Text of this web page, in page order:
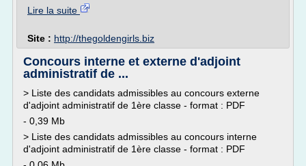
Lire la suite
Site : http://thegoldengirls.biz
Concours interne et externe d'adjoint
administratif de ...
> Liste des candidats admissibles au concours externe
d'adjoint administratif de 1ère classe - format : PDF
- 0,39 Mb
> Liste des candidats admissibles au concours interne
d'adjoint administratif de 1ère classe - format : PDF